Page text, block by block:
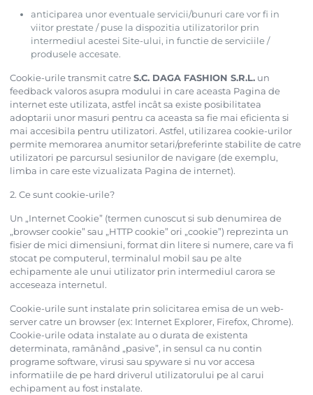
anticiparea unor eventuale servicii/bunuri care vor fi in
viitor prestate / puse la dispozitia utilizatorilor prin
intermediul acestei Site-ului, in functie de serviciile /
produsele accesate.
Cookie-urile transmit catreS.C. DAGA FASHION S.R.L. un
feedback valoros asupra modului in care aceasta Pagina de
internet este utilizata, astfel incât sa existe posibilitatea
adoptarii unor masuri pentru ca aceasta sa fie mai eficienta si
mai accesibila pentru utilizatori. Astfel, utilizarea cookie-urilor
permite memorarea anumitor setari/preferinte stabilite de catre
utilizatori pe parcursul sesiunilor de navigare (de exemplu,
limba in care este vizualizata Pagina de internet).
2. Ce sunt cookie-urile?
Un „Internet Cookie” (termen cunoscut si sub denumirea de
„browser cookie” sau „HTTP cookie” ori „cookie”) reprezinta un
fisier de mici dimensiuni, format din litere si numere, care va fi
stocat pe computerul, terminalul mobil sau pe alte
echipamente ale unui utilizator prin intermediul carora se
acceseaza internetul.
Cookie-urile sunt instalate prin solicitarea emisa de un web-
server catre un browser (ex: Internet Explorer, Firefox, Chrome).
Cookie-urile odata instalate au o durata de existenta
determinata, ramânând „pasive”, in sensul ca nu contin
programe software, virusi sau spyware si nu vor accesa
informatiile de pe hard driverul utilizatorului pe al carui
echipament au fost instalate.